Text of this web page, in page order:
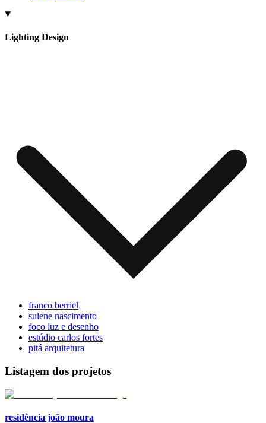
Lighting Design
franco berriel
sulene nascimento
foco luz e desenho
estúdio carlos fortes
pitá arquitetura
Listagem dos projetos
residência joão moura